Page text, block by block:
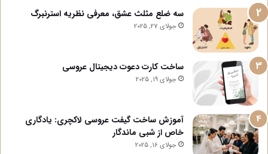
سه ضلع مثلث عشق، معرفی نظریه استرنبرگ
جولای 27, 2025
ساخت کارت دعوت دیجیتال عروسی
جولای 19, 2025
آموزش ساخت گیفت عروسی لاکچری: یادگاری
خاص از شبی ماندگار
جولای 16, 2025